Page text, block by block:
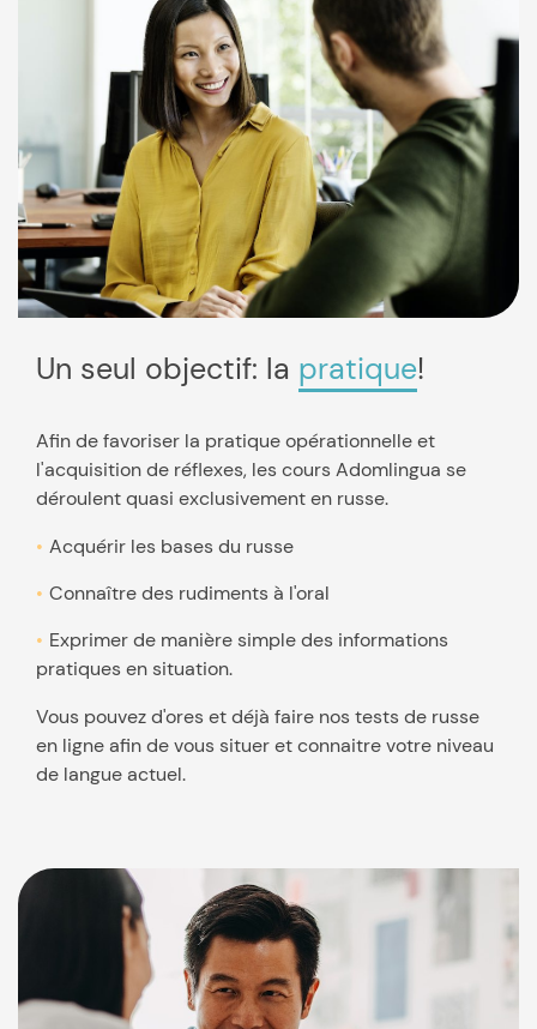
Un seul objectif: la pratique!
Afin de favoriser la pratique opérationnelle et
l'acquisition de réflexes, les cours Adomlingua se
déroulent quasi exclusivement en russe.
Acquérir les bases du russe
Connaître des rudiments à l'oral
Exprimer de manière simple des informations
pratiques en situation.
Vous pouvez d'ores et déjà faire nos tests de russe
en ligne afin de vous situer et connaitre votre niveau
de langue actuel.